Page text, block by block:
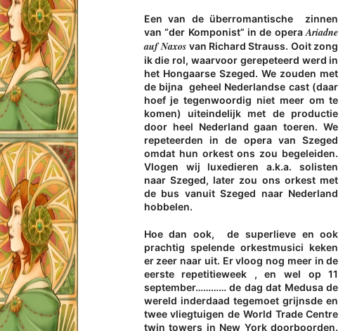
Een van de überromantische zinnen
van “der Komponist” in de operaAriadne
auf Naxos van Richard Strauss. Ooit zong
ik die rol, waarvoor gerepeteerd werd in
het Hongaarse Szeged. We zouden met
de bijna geheel Nederlandse cast (daar
hoef je tegenwoordig niet meer om te
komen) uiteindelijk met de productie
door heel Nederland gaan toeren. We
repeteerden in de opera van Szeged
omdat hun orkest ons zou begeleiden.
Vlogen wij luxedieren a.k.a. solisten
naar Szeged, later zou ons orkest met
de bus vanuit Szeged naar Nederland
hobbelen.
Hoe dan ook, de superlieve en ook
prachtig spelende orkestmusici keken
er zeer naar uit. Er vloog nog meer in de
eerste repetitieweek , en wel op 11
september………… de dag dat Medusa de
wereld inderdaad tegemoet grijnsde en
twee vliegtuigen de World Trade Centre
twin towers in New York doorboorden.